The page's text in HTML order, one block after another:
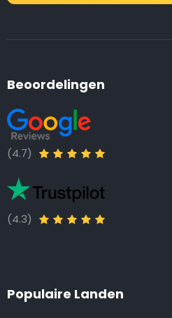
Beoordelingen
(4.7)
(4.3)
Populaire Landen